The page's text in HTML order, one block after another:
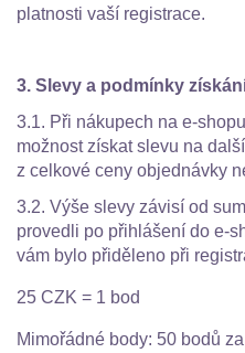
platnosti vaší registrace.
3. Slevy a podmínky
3.1. Při nákupech na e-
možnost získat slevu na
z celkové ceny objednávky
3.2. Výše slevy závisí od
provedli po přihlášení do e-
vám bylo přiděleno při
25 CZK = 1 bod
Mimořádné body: 50 bodů